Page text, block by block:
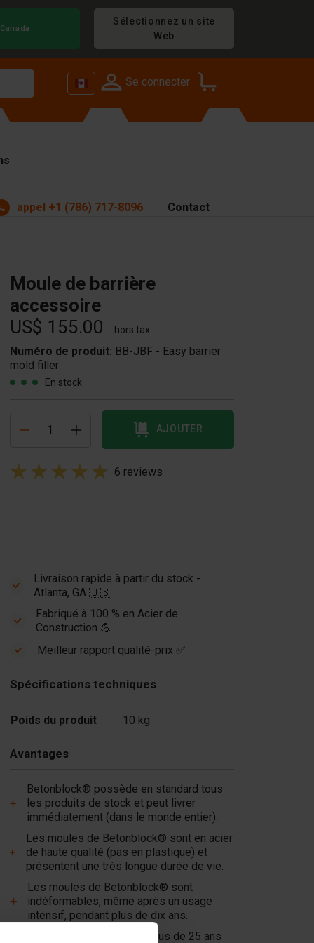
Canada
Sélectionnez un site
Web
Se connecter
appel +1 (786) 717-8096 Contact
Moule de barrière
accessoire
US$ 155.00
hors tax
Numéro de produit: BB-JBF - Easy barrier
mold filler
En stock
AJOUTER
6 reviews
Livraison rapide à partir du stock -
Atlanta, GA 🇺🇸
Fabriqué à 100 % en Acier de
Construction 💪
Meilleur rapport qualité-prix ✅
Spécifications techniques
Poids du produit 10 kg
Avantages
Betonblock® possède en standard tous
les produits de stock et peut livrer
immédiatement (dans le monde entier).
Les moules de Betonblock® sont en acier
de haute qualité (pas en plastique) et
présentent une très longue durée de vie.
Les moules de Betonblock® sont
indéformables, même après un usage
intensif, pendant plus de dix ans.
Betonblock® est depuis plus de 25 ans